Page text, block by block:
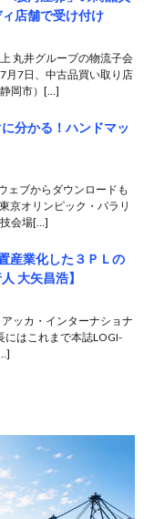
店舗で受け付け
丸井グループの物流子会
月7日、中古品買い取り店
静岡市）[…]
分かる！ハンドマッ
ェブからダウンロードも
京オリンピック・パラリ
会場[…]
産業化した３ＰＬの
大矢昌浩】
ッカ・インターナショナ
にはこれまで本誌LOGI-